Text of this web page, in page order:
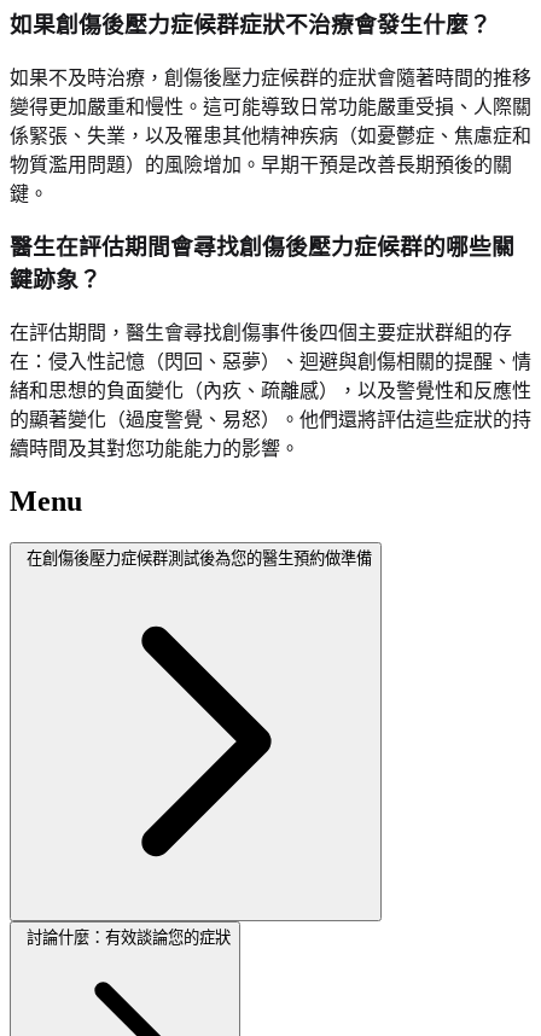
如果創傷後壓力症候群症狀不治療會發生什麼？
如果不及時治療，創傷後壓力症候群的症狀會隨著時間的推移
變得更加嚴重和慢性。這可能導致日常功能嚴重受損、人際關
係緊張、失業，以及罹患其他精神疾病（如憂鬱症、焦慮症和
物質濫用問題）的風險增加。早期干預是改善長期預後的關
鍵。
醫生在評估期間會尋找創傷後壓力症候群的哪些關
鍵跡象？
在評估期間，醫生會尋找創傷事件後四個主要症狀群組的存
在：侵入性記憶（閃回、惡夢）、迴避與創傷相關的提醒、情
緒和思想的負面變化（內疚、疏離感），以及警覺性和反應性
的顯著變化（過度警覺、易怒）。他們還將評估這些症狀的持
續時間及其對您功能能力的影響。
Menu
在創傷後壓力症候群測試後為您的醫生預約做準備
討論什麼：有效談論您的症狀